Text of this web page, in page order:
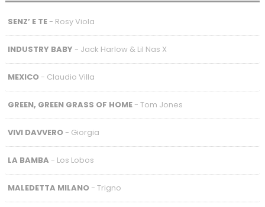
SENZ’ E TE- Rosy Viola
INDUSTRY BABY - Jack Harlow & Lil Nas X
MEXICO- Claudio Villa
GREEN, GREEN GRASS OF HOME- Tom Jones
VIVI DAVVERO- Giorgia
LA BAMBA - Los Lobos
MALEDETTA MILANO- Trigno